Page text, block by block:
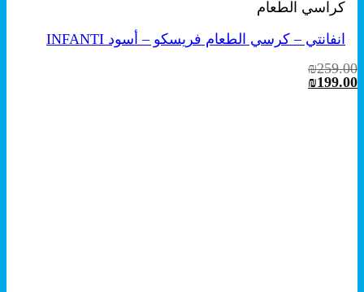
كراسي الطعام
انفانتي – كرسي الطعام فريسكو – أسود INFANTI
₪259.00
السعر ₪199.00